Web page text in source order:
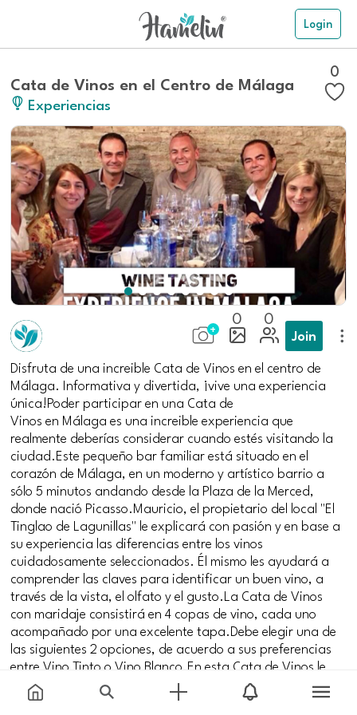
Login
Cata de Vinos en el Centro de Málaga
Experiencias
0
0 0
Join
Disfruta de una increible Cata de Vinos en el centro de
Málaga. Informativa y divertida, ¡vive una experiencia
única!Poder participar en una Cata de
Vinos en Málaga es una increible experiencia que
realmente deberías considerar cuando estés visitando la
ciudad.Este pequeño bar familiar está situado en el
corazón de Málaga, en un moderno y artístico barrio a
sólo 5 minutos andando desde la Plaza de la Merced,
donde nació Picasso.Mauricio, el propietario del local "El
Tinglao de Lagunillas" le explicará con pasión y en base a
su experiencia las diferencias entre los vinos
cuidadosamente seleccionados. Él mismo les ayudará a
comprender las claves para identificar un buen vino, a
través de la vista, el olfato y el gusto.La Cata de Vinos
con maridaje consistirá en 4 copas de vino, cada uno
acompañado por una excelente tapa.Debe elegir una de
las siguientes 2 opciones, de acuerdo a sus preferencias
entre Vino Tinto o Vino Blanco.En esta Cata de Vinos le
ofrecemos excelente calidad y atención al cliente, donde
se sentirá como en casa.